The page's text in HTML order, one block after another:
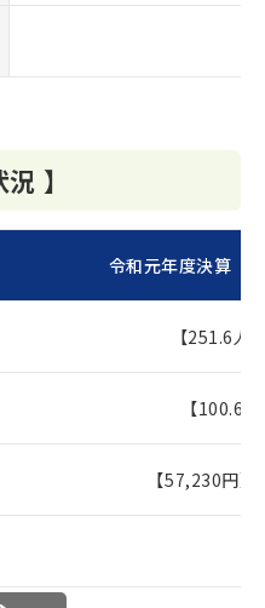
】
令和元年度決算
【251.6人
【
【57,230円】